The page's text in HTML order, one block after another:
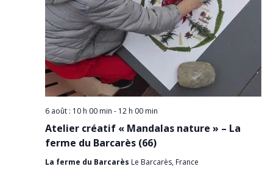
Atelier créatif « Mandalas nature » – La
ferme du Barcarès (66)
6 août : 10 h 00 min - 12 h 00 min
La ferme du Barcarès Le Barcarès, France